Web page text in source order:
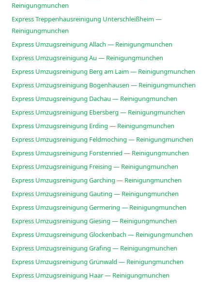
Reinigungmunchen
Express Treppenhausreinigung Unterschleißheim —
Reinigungmunchen
Express Umzugsreinigung Allach — Reinigungmunchen
Express Umzugsreinigung Au — Reinigungmunchen
Express Umzugsreinigung Berg am Laim — Reinigungmunchen
Express Umzugsreinigung Bogenhausen — Reinigungmunchen
Express Umzugsreinigung Dachau — Reinigungmunchen
Express Umzugsreinigung Ebersberg — Reinigungmunchen
Express Umzugsreinigung Erding — Reinigungmunchen
Express Umzugsreinigung Feldmoching — Reinigungmunchen
Express Umzugsreinigung Forstenried — Reinigungmunchen
Express Umzugsreinigung Freising — Reinigungmunchen
Express Umzugsreinigung Garching — Reinigungmunchen
Express Umzugsreinigung Gauting — Reinigungmunchen
Express Umzugsreinigung Germering — Reinigungmunchen
Express Umzugsreinigung Giesing — Reinigungmunchen
Express Umzugsreinigung Glockenbach — Reinigungmunchen
Express Umzugsreinigung Grafing — Reinigungmunchen
Express Umzugsreinigung Grünwald — Reinigungmunchen
Express Umzugsreinigung Haar — Reinigungmunchen